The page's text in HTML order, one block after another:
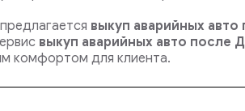
выкуп аварийных
выкуп аварийных авто после
комфортом для клиента.